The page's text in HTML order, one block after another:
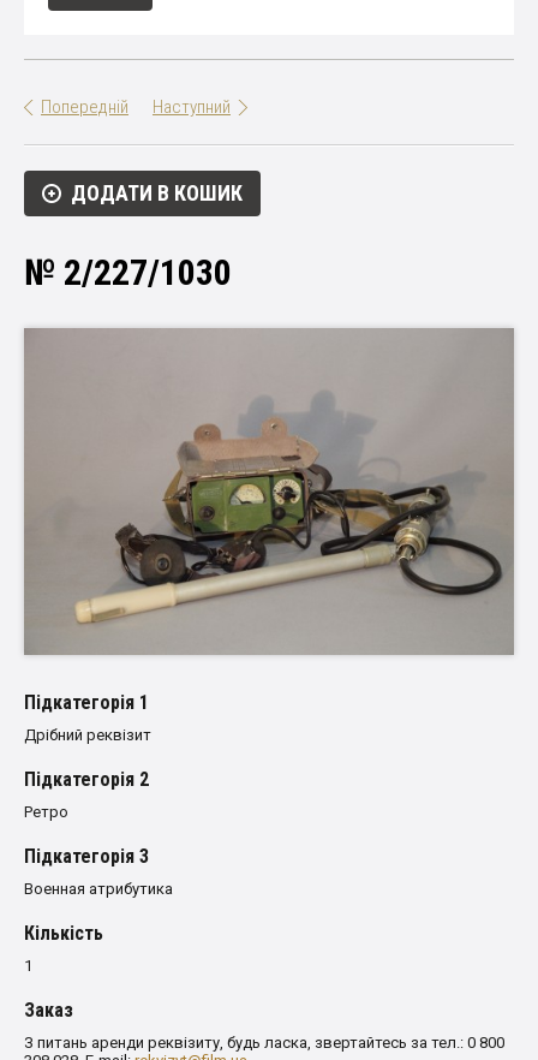
Попередній Наступний
ДОДАТИ В КОШИК
№ 2/227/1030
Пiдкатегорiя 1
Дрібний реквізит
Пiдкатегорiя 2
Ретро
Пiдкатегорiя 3
Военная атрибутика
Кількість
1
Заказ
З питань аренди реквізиту, будь ласка, звертайтесь за тел.: 0 800